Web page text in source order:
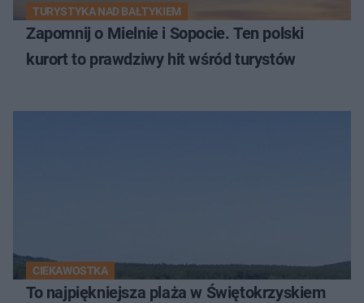
TURYSTYKA NAD BAŁTYKIEM
Zapomnij o Mielnie i Sopocie. Ten polski
kurort to prawdziwy hit wśród turystów
CIEKAWOSTKA
To najpiękniejsza plaża w Świętokrzyskiem